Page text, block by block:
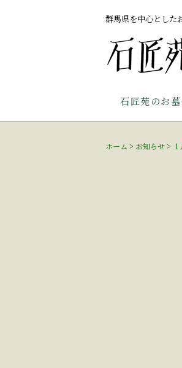
群馬県を中心とした
石匠苑のお墓
ホーム > お知らせ>